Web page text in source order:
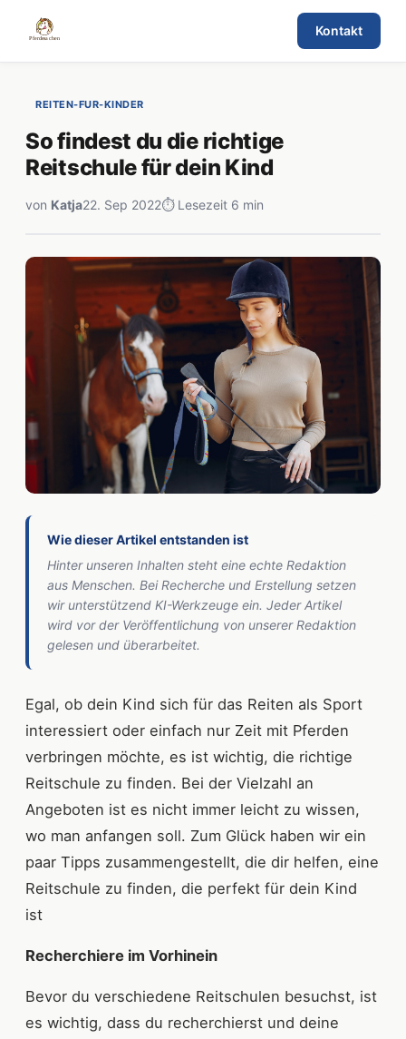
Kontakt
REITEN-FUR-KINDER
So findest du die richtige
Reitschule für dein Kind
von Katja22. Sep 2022⏱ Lesezeit 6 min
Wie dieser Artikel entstanden ist
Hinter unseren Inhalten steht eine echte Redaktion
aus Menschen. Bei Recherche und Erstellung setzen
wir unterstützend KI-Werkzeuge ein. Jeder Artikel
wird vor der Veröffentlichung von unserer Redaktion
gelesen und überarbeitet.
Egal, ob dein Kind sich für das Reiten als Sport
interessiert oder einfach nur Zeit mit Pferden
verbringen möchte, es ist wichtig, die richtige
Reitschule zu finden. Bei der Vielzahl an
Angeboten ist es nicht immer leicht zu wissen,
wo man anfangen soll. Zum Glück haben wir ein
paar Tipps zusammengestellt, die dir helfen, eine
Reitschule zu finden, die perfekt für dein Kind
ist
Recherchiere im Vorhinein
Bevor du verschiedene Reitschulen besuchst, ist
es wichtig, dass du recherchierst und deine